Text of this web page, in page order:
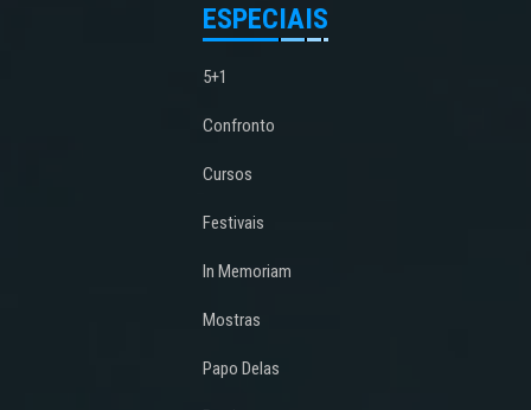
ESPECIAIS
5+1
Confronto
Cursos
Festivais
In Memoriam
Mostras
Papo Delas